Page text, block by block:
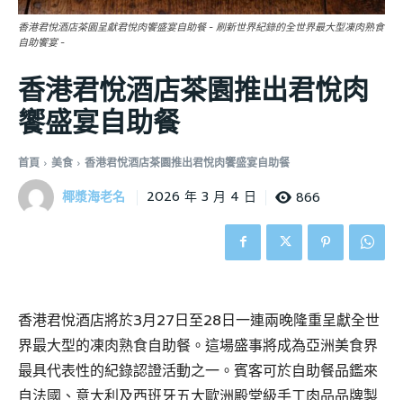
香港君悅酒店茶園呈獻君悅肉饗盛宴自助餐 - 刷新世界紀錄的全世界最大型凍肉熟食
自助饗宴 -
香港君悅酒店茶園推出君悅肉
饗盛宴自助餐
首頁 美食 香港君悅酒店茶園推出君悅肉饗盛宴自助餐
椰漿海老名 2026 年 3 月 4 日 866
香港君悅酒店將於3月27日至28日一連兩晚隆重呈獻全世
界最大型的凍肉熟食自助餐。這場盛事將成為亞洲美食界
最具代表性的紀錄認證活動之一。賓客可於自助餐品鑑來